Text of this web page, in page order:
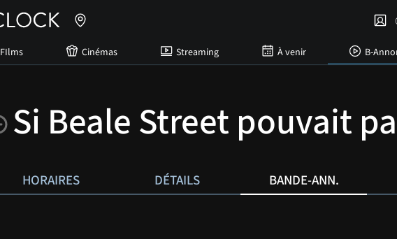
FIlms Cinémas Streaming À venir B-
Si Beale Street pouvait
HORAIRES DÉTAILS BANDE-ANN.